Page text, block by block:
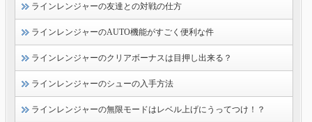
ラインレンジャーの友達との対戦の仕方
ラインレンジャーのAUTO機能がすごく便利な件
ラインレンジャーのクリアボーナスは目押し出来る？
ラインレンジャーのシューの入手方法
ラインレンジャーの無限モードはレベル上げにうってつけ！？